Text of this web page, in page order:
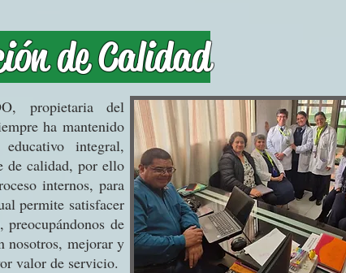
de Calidad
propietaria del
ha mantenido
integral,
de calidad, por ello
internos, para
permite satisfacer
preocupándonos de
nosotros, mejorar y
valor de servicio.